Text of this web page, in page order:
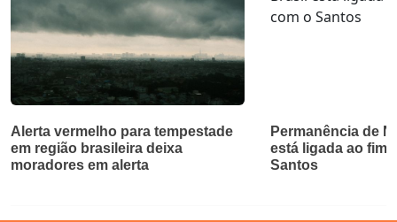
Alerta vermelho para tempestade
em região brasileira deixa
moradores em alerta
Permanência de
está ligada ao fim
Santos